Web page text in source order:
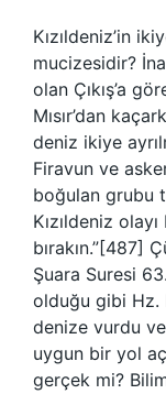
Kızıldeniz’in
mucizesidir?
olan Çıkış’a
Mısır’dan
deniz ikiye
Firavun ve
boğulan grubu
Kızıldeniz
bırakın.”[487]
Şuara Suresi
olduğu gibi Hz.
denize vurdu
uygun bir yol
gerçek mi?